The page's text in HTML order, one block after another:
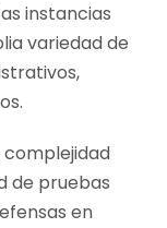
instancias
variedad de
complejidad
de pruebas
en